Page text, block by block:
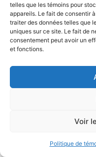
telles que les témoins pour
appareils. Le fait de consentir
traiter des données telles que
uniques sur ce site. Le fait de
consentement peut avoir un
et fonctions.
Voir
Politique de
Andréanne Martin
Angélique
B.U.
Catherine
Élizabeth Blouin-
Francis Leclerc